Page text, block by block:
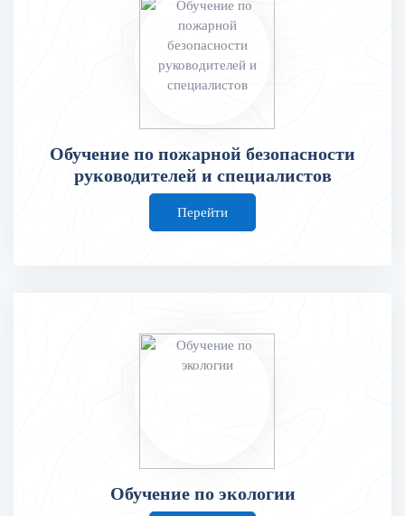
Обучение по пожарной безопасности
руководителей и специалистов
Перейти
Обучение по экологии